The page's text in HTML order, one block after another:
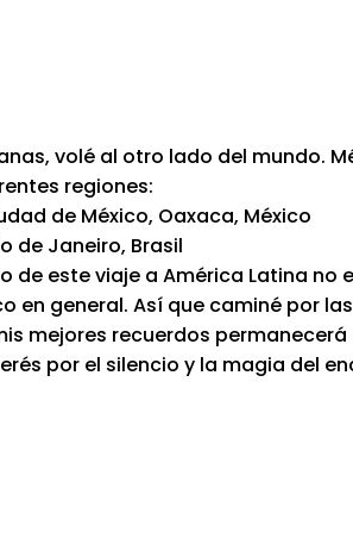
volé al otro lado del mundo.
regiones:
de México, Oaxaca, México
de Janeiro, Brasil
de este viaje a América Latina
en general. Así que caminé por
mejores recuerdos
por el silencio y la magia del